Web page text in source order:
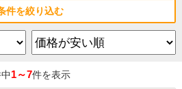
件を絞り込む
1～7件を表示